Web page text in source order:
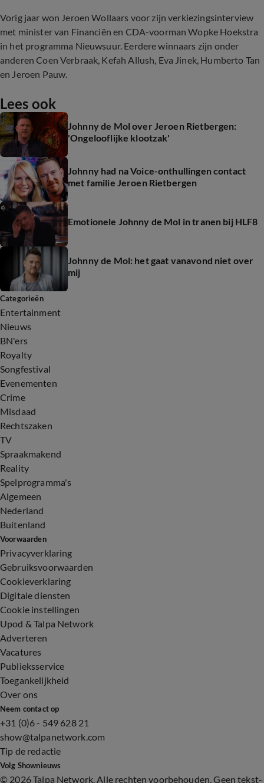
Vorig jaar won Jeroen Wollaars voor zijn verkiezingsinterview
met minister van Financiën en CDA-voorman Wopke Hoekstra
in het programma Nieuwsuur. Eerdere winnaars zijn onder
anderen Coen Verbraak, Kefah Allush, Eva Jinek, Humberto Tan
en Jeroen Pauw.
Lees ook
Johnny de Mol over Jeroen Rietbergen:
'Ongelooflijke klootzak'
Johnny had na Voice-onthullingen contact
met familie Jeroen Rietbergen
Emotionele Johnny de Mol in tranen bij HLF8
Johnny de Mol: het gaat vanavond niet over
mij
Categorieën
Entertainment
Nieuws
BN'ers
Royalty
Songfestival
Evenementen
Crime
Misdaad
Rechtszaken
TV
Spraakmakend
Reality
Spelprogramma's
Algemeen
Nederland
Buitenland
Voorwaarden
Privacyverklaring
Gebruiksvoorwaarden
Cookieverklaring
Digitale diensten
Cookie instellingen
Upod & Talpa Network
Adverteren
Vacatures
Publieksservice
Toegankelijkheid
Over ons
Neem contact op
+31 (0)6 - 549 628 21
show@talpanetwork.com
Tip de redactie
Volg Shownieuws
© 2026 Talpa Network. Alle rechten voorbehouden. Geen tekst-